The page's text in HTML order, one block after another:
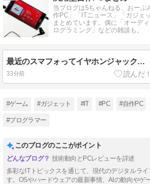
当ブログは5ちゃんねる、おーぷ
作PC」「ITニュース」「ガジェ
まとめています。偶に「オーデ
ログラミング」などの雑談も。
最近のスマフォってイヤホンジャック付いてないの?
33分前
#ゲーム #ガジェット #IT #PC #自作PC
#プログラマー
このブログのここがポイント
技術動向とPCレビューを詳述
多彩なITトピックスを通じて、現代のデジタルラ
す。OSやハードウェアの最新事情、AIの動向やゲ